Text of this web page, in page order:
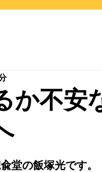
か不
堂の飯塚光です。